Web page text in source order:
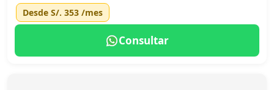
Desde S/. 353 /mes
Consultar